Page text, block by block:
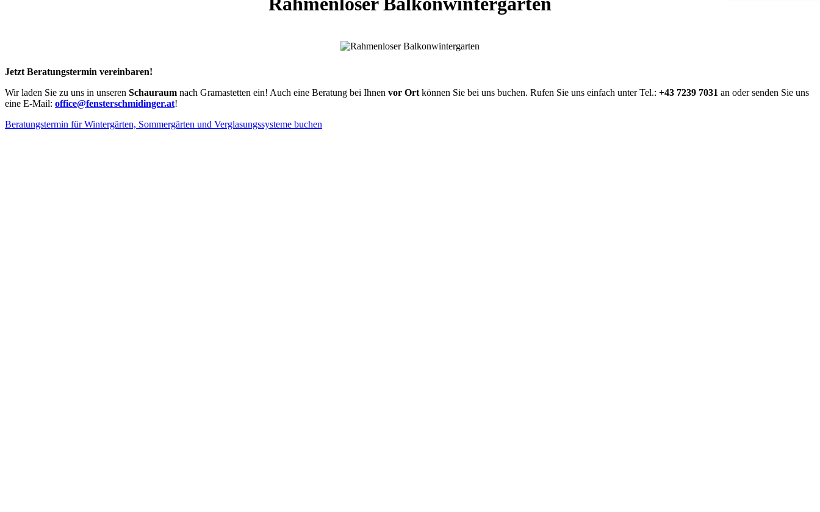
Jetzt Beratungstermin vereinbaren!
Wir laden Sie zu uns in unseren Schauraum nach Gramastetten ein! Auch eine Beratung bei Ihnen vor Ort können Sie bei uns buchen. Rufen Sie uns einfach unter Tel.: +43 7239 7031 an oder senden Sie uns
eine E-Mail: office@fensterschmidinger.at!
Beratungstermin für Wintergärten, Sommergärten und Verglasungssysteme buchen